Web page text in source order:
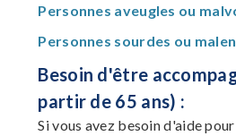
Personnes aveugles ou
Personnes sourdes ou
Besoin d'être
partir de 65 ans) :
Si vous avez besoin d'aide